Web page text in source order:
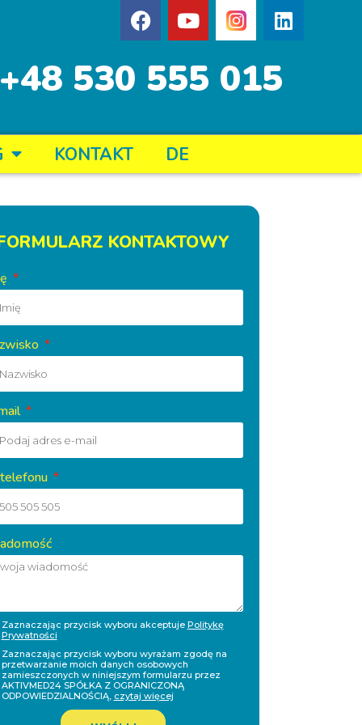
+48 530 555 015
KONTAKT DE
KONTAKTOWY
Zaznaczając przycisk wyboru akceptuje Politykę
Prywatności
Zaznaczając przycisk wyboru wyrażam zgodę na
przetwarzanie moich danych osobowych
zamieszczonych w niniejszym formularzu przez
AKTIVMED24 SPÓŁKA Z OGRANICZONĄ
ODPOWIEDZIALNOŚCIĄ, czytaj więcej